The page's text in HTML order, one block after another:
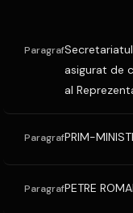
Paragraf
asigurat de
al
ParagrafPRIM-
ParagrafPETRE